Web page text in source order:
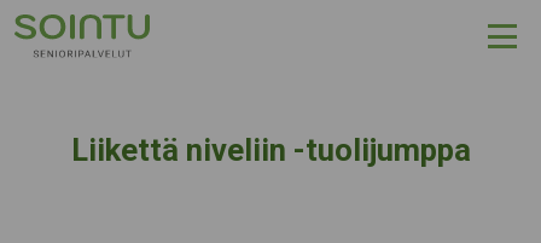
Hyppää sisältöön
Liikettä niveliin -tuolijumppa